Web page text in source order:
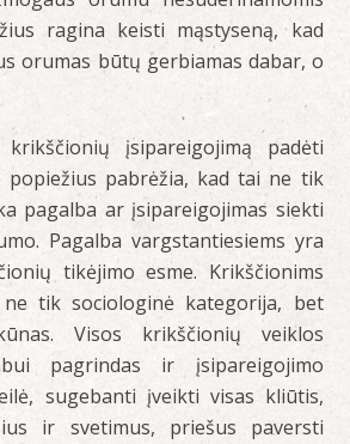
ragina keisti mąstyseną, kad
orumas būtų gerbiamas dabar, o
krikščionių įsipareigojimą padėti
popiežius pabrėžia, kad tai ne tik
pagalba ar įsipareigojimas siekti
Pagalba vargstantiesiems yra
tikėjimo esme. Krikščionims
tik sociologinė kategorija, bet
Visos krikščionių veiklos
pagrindas ir įsipareigojimo
sugebanti įveikti visas kliūtis,
ir svetimus, priešus paversti